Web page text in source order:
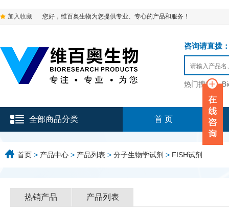
加入收藏 您好，维百奥生物为您提供专业、专心的产品和服务！
咨询请直拨
热门搜索：
全部商品分类 首 页
首页 > 产品中心 > 产品列表 > 分子生物学试剂 > FISH试剂
热销产品 产品列表